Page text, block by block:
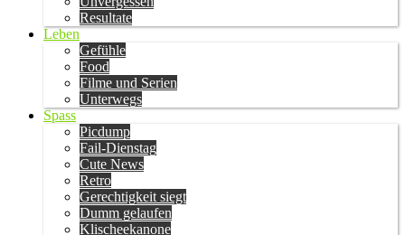
Resultate
Leben
Gefühle
Food
Filme und Serien
Unterwegs
Spass
Picdump
Fail-Dienstag
Cute News
Retro
Gerechtigkeit siegt
Dumm gelaufen
Klischeekanone